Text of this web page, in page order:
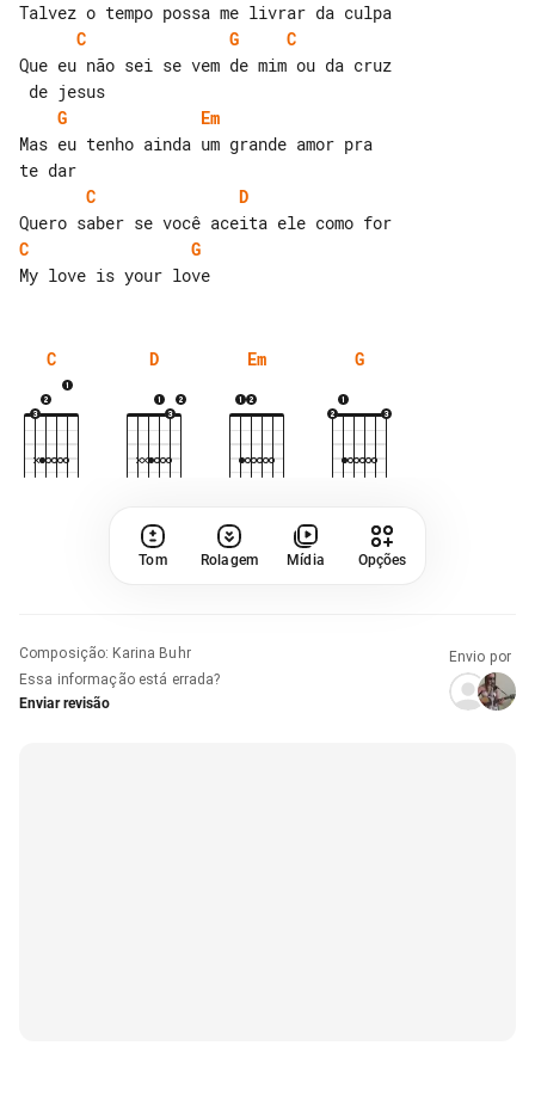
C
G
C
Que eu não sei se vem de mim ou da cruz
G
Em
Mas eu tenho ainda um grande amor pra
C
D
C
G
C D Em G
Tom Rolagem Mídia Opções
Composição: Karina Buhr
Essa informação está errada?
Enviar revisão
Envio por